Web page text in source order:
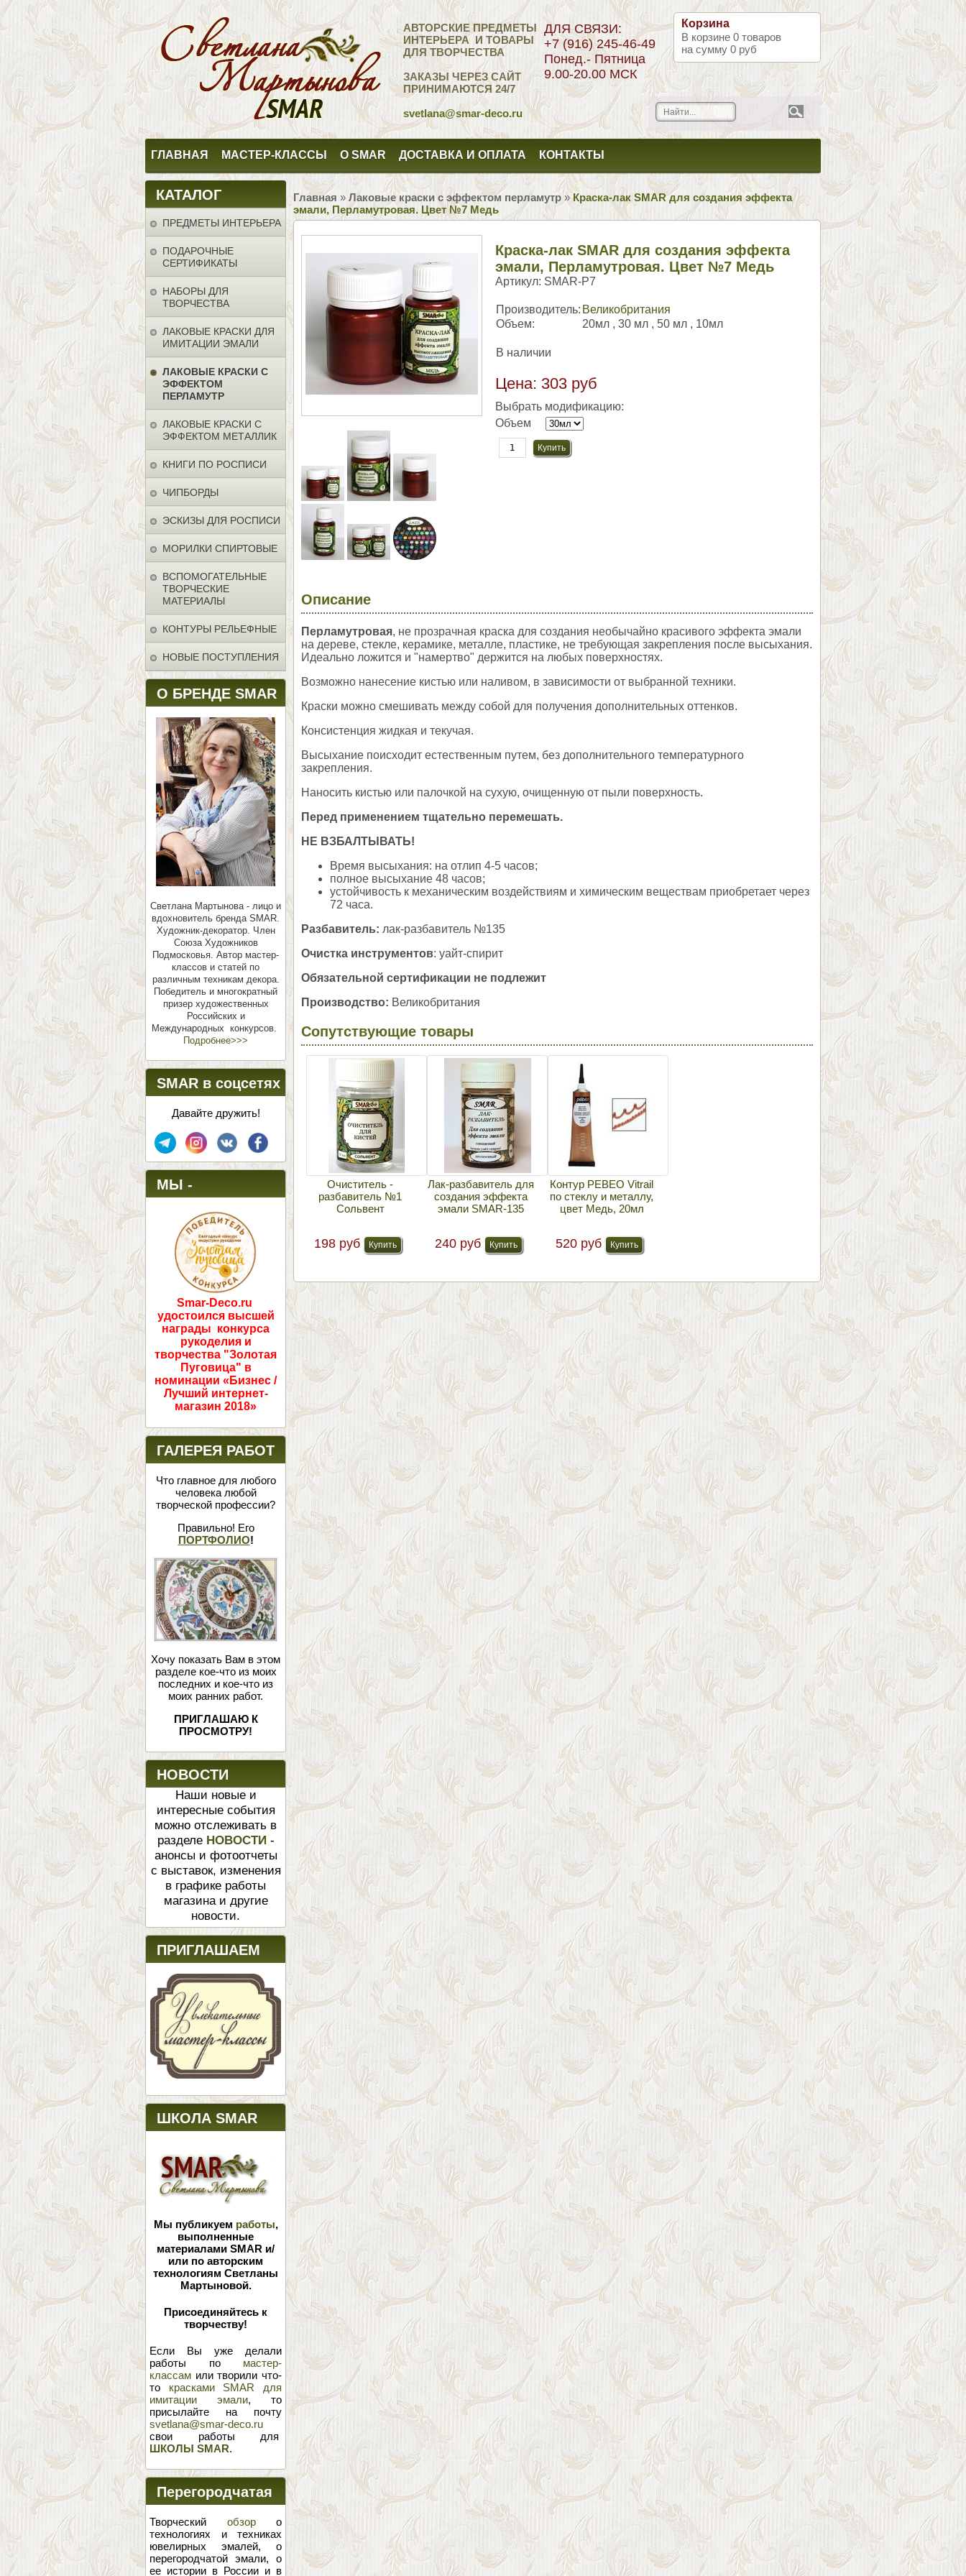
АВТОРСКИЕ ПРЕДМЕТЫ
ИНТЕРЬЕРА И ТОВАРЫ
ДЛЯ ТВОРЧЕСТВА
ЗАКАЗЫ ЧЕРЕЗ САЙТ
ПРИНИМАЮТСЯ 24/7
svetlana@smar-deco.ru
Корзина
В корзине 0 товаров
на сумму 0 руб
ДЛЯ СВЯЗИ:
+7 (916) 245-46-49
Понед.- Пятница
9.00-20.00 МСК
ГЛАВНАЯ МАСТЕР-КЛАССЫ О SMAR ДОСТАВКА И ОПЛАТА КОНТАКТЫ
КАТАЛОГ
ПРЕДМЕТЫ ИНТЕРЬЕРА
ПОДАРОЧНЫЕ
СЕРТИФИКАТЫ
НАБОРЫ ДЛЯ
ТВОРЧЕСТВА
ЛАКОВЫЕ КРАСКИ ДЛЯ
ИМИТАЦИИ ЭМАЛИ
ЛАКОВЫЕ КРАСКИ С
ЭФФЕКТОМ
ПЕРЛАМУТР
ЛАКОВЫЕ КРАСКИ С
ЭФФЕКТОМ МЕТАЛЛИК
КНИГИ ПО РОСПИСИ
ЧИПБОРДЫ
ЭСКИЗЫ ДЛЯ РОСПИСИ
МОРИЛКИ СПИРТОВЫЕ
ВСПОМОГАТЕЛЬНЫЕ
ТВОРЧЕСКИЕ
МАТЕРИАЛЫ
КОНТУРЫ РЕЛЬЕФНЫЕ
НОВЫЕ ПОСТУПЛЕНИЯ
О БРЕНДЕ SMAR
Светлана Мартынова - лицо и
вдохновитель бренда SMAR.
Художник-декоратор. Член
Союза Художников
Подмосковья. Автор мастер-
классов и статей по
различным техникам декора.
Победитель и многократный
призер художественных
Российских и
Международных конкурсов.
Подробнее>>>
SMAR в соцсетях
Давайте дружить!
МЫ -
ПОБЕДИТЕЛИ!
Smar-Deco.ru
удостоился высшей
награды конкурса
рукоделия и
творчества "Золотая
Пуговица" в
номинации «Бизнес /
Лучший интернет-
магазин 2018»
ГАЛЕРЕЯ РАБОТ
Что главное для любого
человека любой
творческой профессии?
Правильно! Его
ПОРТФОЛИО!
Хочу показать Вам в этом
разделе кое-что из моих
последних и кое-что из
моих ранних работ.
ПРИГЛАШАЮ К
ПРОСМОТРУ!
НОВОСТИ
Наши новые и
интересные события
можно отслеживать в
разделе НОВОСТИ -
анонсы и фотоотчеты
с выставок, изменения
в графике работы
магазина и другие
новости.
ПРИГЛАШАЕМ
ШКОЛА SMAR
Мы публикуем работы,
выполненные
материалами SMAR и/
или по авторским
технологиям Светланы
Мартыновой.
Присоединяйтесь к
творчеству!
Если Вы уже делали
работы по мастер-
классам или творили что-
то красками SMAR для
имитации эмали, то
присылайте на почту
svetlana@smar-deco.ru
свои работы для
ШКОЛЫ SMAR.
Перегородчатая
эмаль
Творческий обзоро
технологиях и техниках
ювелирных эмалей, о
перегородчатой эмали, о
ее истории в России и в
Главная » Лаковые краски с эффектом перламутр»Краска-лак SMAR для создания эффекта
эмали, Перламутровая. Цвет №7 Медь
Краска-лак SMAR для создания эффекта
эмали, Перламутровая. Цвет №7 Медь
Артикул: SMAR-P7
Производитель: Великобритания
Объем:
20мл , 30 мл , 50 мл , 10мл
В наличии
Цена: 303 руб
Выбрать модификацию:
Объем
Описание
Перламутровая, не прозрачная краска для создания необычайно красивого эффекта эмали
на дереве, стекле, керамике, металле, пластике, не требующая закрепления после высыхания.
Идеально ложится и "намертво" держится на любых поверхностях.
Возможно нанесение кистью или наливом, в зависимости от выбранной техники.
Краски можно смешивать между собой для получения дополнительных оттенков.
Консистенция жидкая и текучая.
Высыхание поисходит естественным путем, без дополнительного температурного
закрепления.
Наносить кистью или палочкой на сухую, очищенную от пыли поверхность.
Перед применением тщательно перемешать.
НЕ ВЗБАЛТЫВАТЬ!
Время высыхания: на отлип 4-5 часов;
полное высыхание 48 часов;
устойчивость к механическим воздействиям и химическим веществам приобретает через
72 часа.
Разбавитель: лак-разбавитель №135
Очистка инструментов: уайт-спирит
Обязательной сертификации не подлежит
Производство: Великобритания
Сопутствующие товары
Очиститель -
разбавитель №1
Сольвент
198 руб
Лак-разбавитель для
создания эффекта
эмали SMAR-135
240 руб
Контур PEBEO Vitrail
по стеклу и металлу,
цвет Медь, 20мл
520 руб